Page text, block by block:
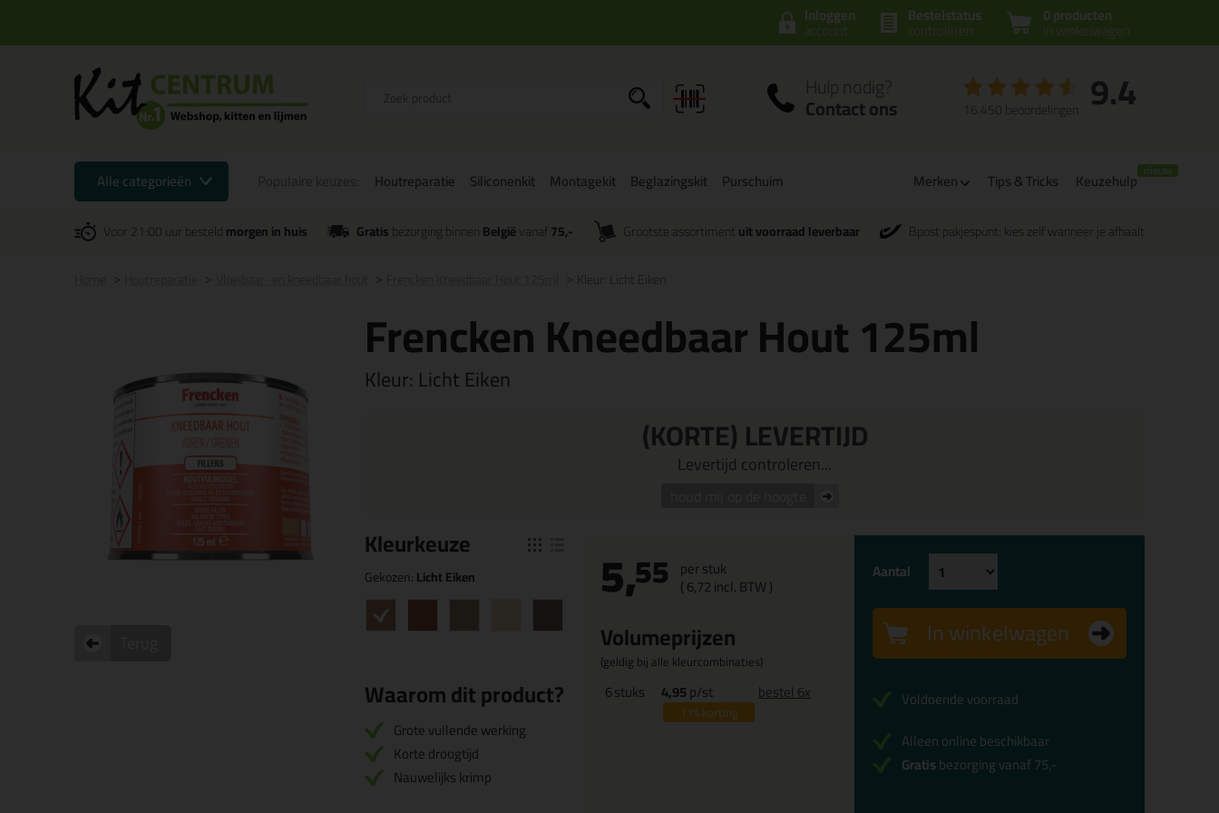
0 producten
in winkelwagen
Bestelstatus
controleren
Inloggen
account
Hulp nodig?
Contact ons 9.4
16.450 beoordelingen
Alle categorieën Houtreparatie Siliconenkit Montagekit Beglazingskit Purschuim Merken Tips & Tricks Keuzehulp
Voor 21:00 uur besteldmorgen in huis Gratisbezorging binnenBelgiëvanaf 75,- Grootste assortiment uit voorraad leverbaar Bpost pakjespunt: kies zelf wanneer je afhaalt
Kleur: Licht Eiken
Frencken Kneedbaar Hout 125ml
Kleur: Licht Eiken
(KORTE) LEVERTIJD
Levertijd controleren...
Kleurkeuze
Gekozen:Licht Eiken
Waarom dit product?
Grote vullende werking
Korte droogtijd
Nauwelijks krimp
5,55 per stuk
(6,72incl. BTW )
Volumeprijzen
(geldig bij alle kleurcombinaties)
6stuks 4,95p/st
11%korting
bestel 6x
Aantal
In winkelwagen
Voldoende voorraad
Alleen online beschikbaar
Gratisbezorging vanaf 75,-